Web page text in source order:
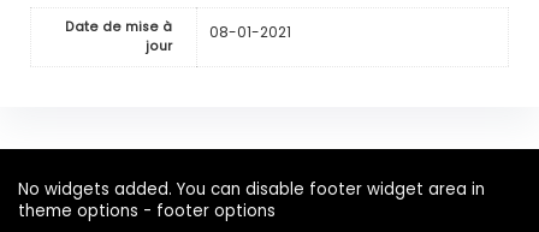
Date de mise à
jour
08-01-2021
No widgets added. You can disable footer widget area in
theme options - footer options